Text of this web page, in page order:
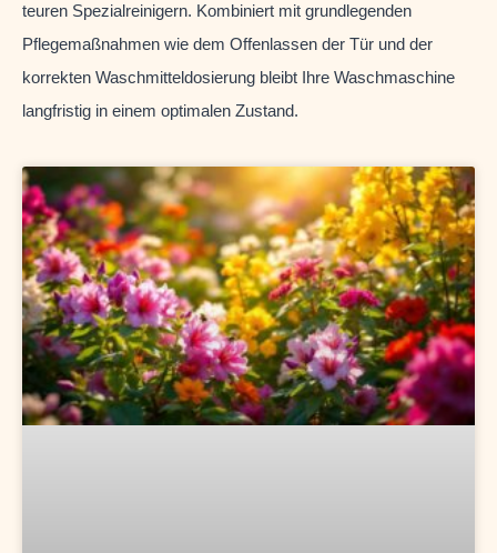
teuren Spezialreinigern. Kombiniert mit grundlegenden
Pflegemaßnahmen wie dem Offenlassen der Tür und der
korrekten Waschmitteldosierung bleibt Ihre Waschmaschine
langfristig in einem optimalen Zustand.